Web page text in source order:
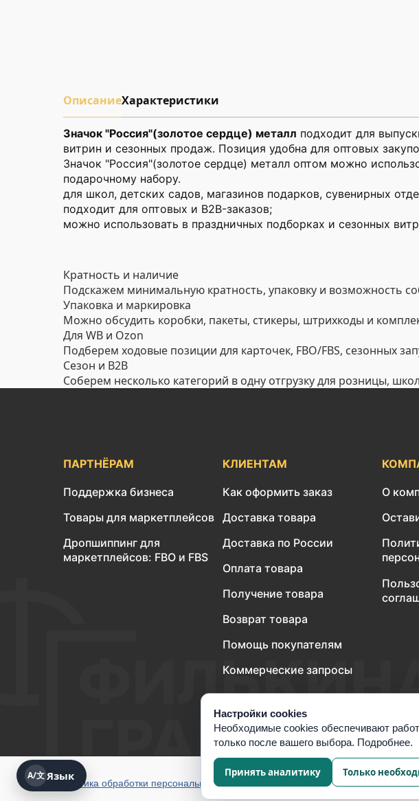
ОписаниеХарактеристики
Значок "Россия"(золотое сердце) металл подходит для
витрин и сезонных продаж. Позиция удобна для оптовых
Значок "Россия"(золотое сердце) металл оптом можно
подарочному набору.
для школ, детских садов, магазинов подарков, сувенирных
подходит для оптовых и B2B-заказов;
можно использовать в праздничных подборках и сезонных
Кратность и наличие
Подскажем минимальную кратность, упаковку и возможность
Упаковка и маркировка
Можно обсудить коробки, пакеты, стикеры, штрихкоды и
Для WB и Ozon
Подберем ходовые позиции для карточек, FBO/FBS, сезонных
Сезон и B2B
Соберем несколько категорий в одну отгрузку для розницы,
ПАРТНЁРАМ
Поддержка бизнеса
Товары для маркетплейсов
Дропшиппинг для
маркетплейсов: FBO и FBS
КЛИЕНТАМ
Как оформить заказ
Доставка товара
Доставка по России
Оплата товара
Получение товара
Возврат товара
Помощь покупателям
Коммерческие запросы
О
A/文 Язык
Политика обработки персональных данных Согласие на обработку данных
Настройки cookies
Необходимые cookies обеспечивают
только после вашего выбора. Подробнее.
Принять аналитику Только